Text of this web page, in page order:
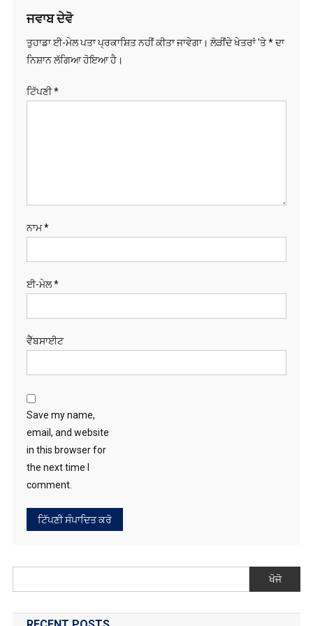
ਜਵਾਬ ਦੇਵੋ
ਤੁਹਾਡਾ ਈ-ਮੇਲ ਪਤਾ ਪ੍ਰਕਾਸ਼ਿਤ ਨਹੀਂ ਕੀਤਾ ਜਾਵੇਗਾ। ਲੋੜੀਂਦੇ ਖੇਤਰਾਂ 'ਤੇ*ਦਾ
ਨਿਸ਼ਾਨ ਲੱਗਿਆ ਹੋਇਆ ਹੈ।
ਟਿੱਪਣੀ*
ਨਾਮ*
ਈ-ਮੇਲ*
ਵੈੱਬਸਾਈਟ
Save my name,
email, and website
in this browser for
the next time I
comment.
ਖੋਜੋ